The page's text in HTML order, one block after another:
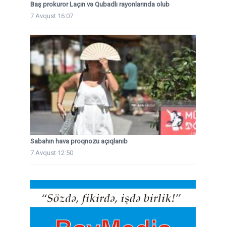
Baş prokuror Laçın və Qubadlı rayonlarında olub
7 Avqust 16:07
Sabahın hava proqnozu açıqlanıb
7 Avqust 12:50